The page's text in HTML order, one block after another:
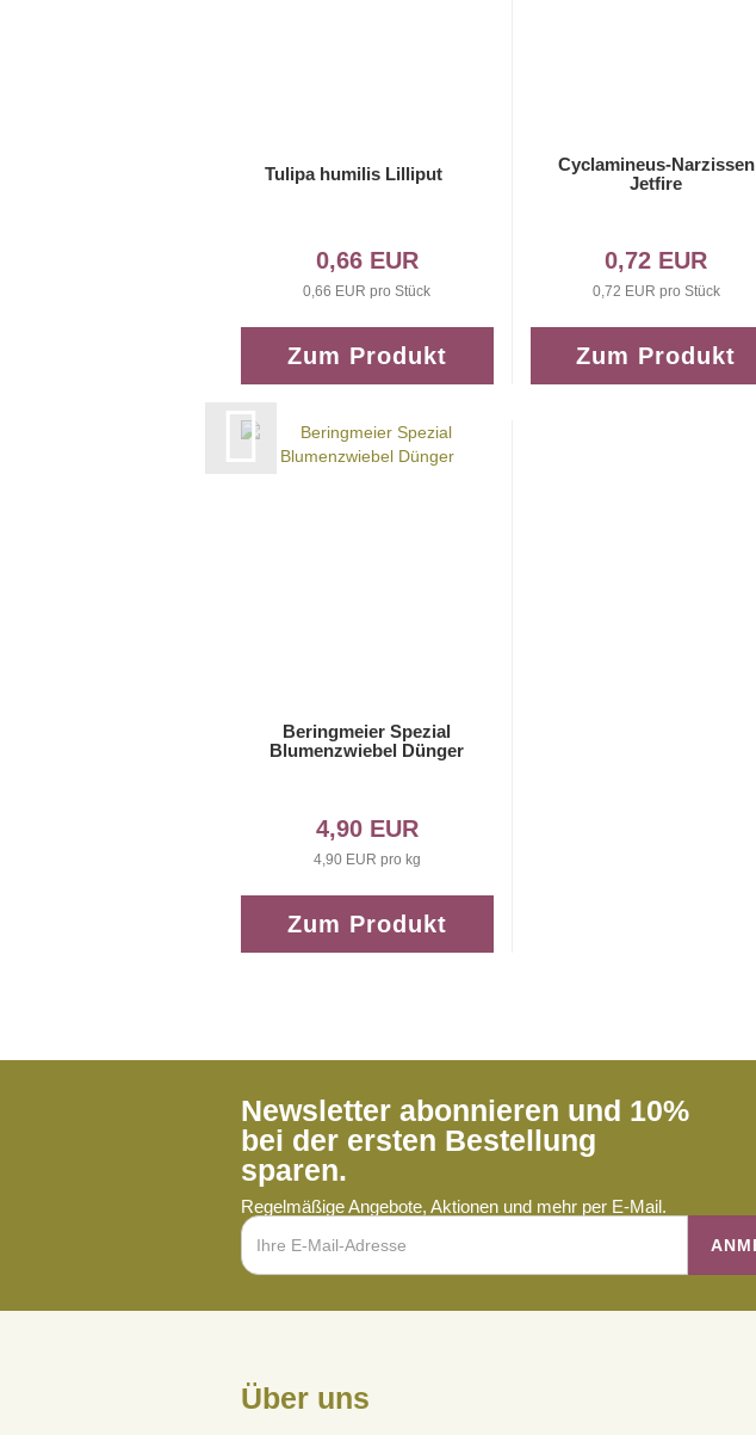
Tulipa humilis Lilliput
0,66 EUR
0,66 EUR pro Stück
Zum Produkt
Cyclamineus-Narzissen
Jetfire
0,72 EUR
0,72 EUR pro Stück
Zum Produkt
Beringmeier Spezial
Blumenzwiebel Dünger
4,90 EUR
4,90 EUR pro kg
Zum Produkt
Newsletter abonnieren und 10%
bei der ersten Bestellung
sparen.
Regelmäßige Angebote, Aktionen und mehr per E-Mail.
Über uns